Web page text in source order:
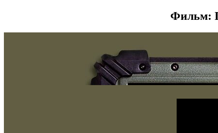
Фильм: